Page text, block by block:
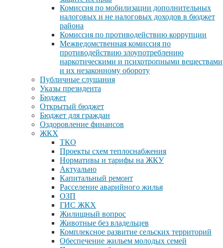
Комиссия по мобилизации дополнительных
налоговых и не налоговых доходов в бюджет
района
Комиссия по противодействию коррупции
Межведомственная комиссия по
противодействию злоупотреблению
наркотическими и психотропными веществами
и их незаконному обороту
Публичные слушания
Указы президента
Бюджет
Открытый бюджет
Бюджет для граждан
Оздоровление финансов
ЖКХ
ТКО
Проекты схем теплоснабжения
Нормативы и тарифы на ЖКУ
Актуально
Капитальный ремонт
Расселение аварийного жилья
ОЗП
ГИС ЖКХ
Жилищный вопрос
Животные без владельцев
Комплексное развитие сельских территорий
Обеспечение жильем молодых семей